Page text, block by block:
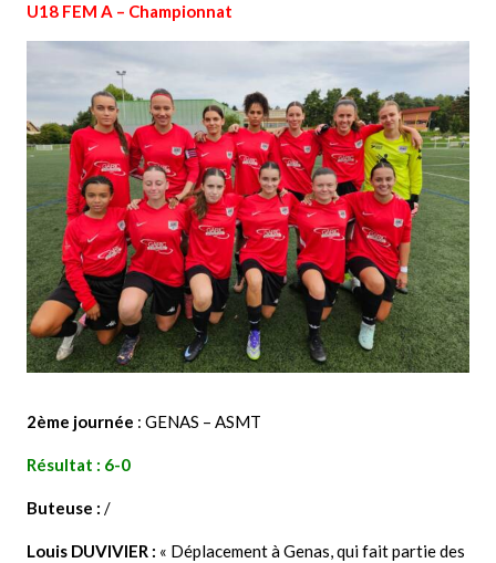
U18 FEM A – Championnat
2ème journée : GENAS – ASMT
Résultat : 6-0
Buteuse : /
Louis DUVIVIER : « Déplacement à Genas, qui fait partie des